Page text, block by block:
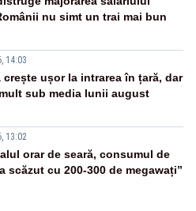
nu simt un trai mai bun
14:03
crește ușor la intrarea în țară, dar
sub media lunii august
13:02
orar de seară, consumul de
scăzut cu 200-300 de megawați”